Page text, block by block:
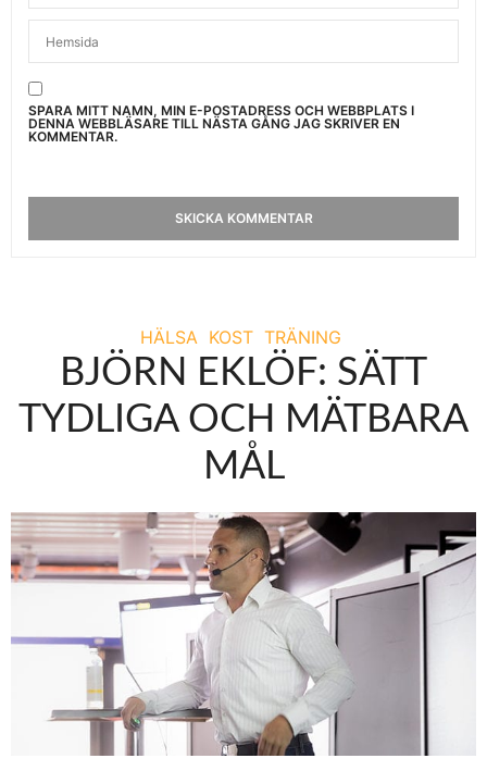
SPARA MITT NAMN, MIN E-POSTADRESS OCH WEBBPLATS I
DENNA WEBBLÄSARE TILL NÄSTA GÅNG JAG SKRIVER EN
KOMMENTAR.
HÄLSA KOST TRÄNING
BJÖRN EKLÖF: SÄTT
TYDLIGA OCH MÄTBARA
MÅL